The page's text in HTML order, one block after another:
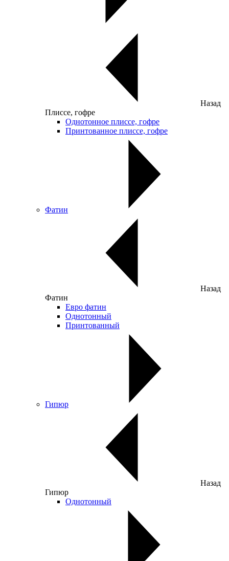
Назад
Плиссе, гофре
Однотонное плиссе, гофре
Принтованное плиссе, гофре
Фатин
Назад
Фатин
Евро фатин
Однотонный
Принтованный
Гипюр
Назад
Гипюр
Однотонный